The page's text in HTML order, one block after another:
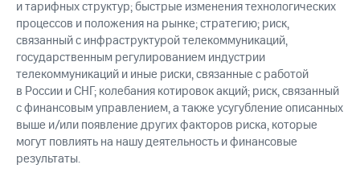
и тарифных структур; быстрые изменения технологических
процессов и положения на рынке; стратегию; риск,
связанный с инфраструктурой телекоммуникаций,
государственным регулированием индустрии
телекоммуникаций и иные риски, связанные с работой
в России и СНГ; колебания котировок акций; риск, связанный
с финансовым управлением, а также усугубление описанных
выше и/или появление других факторов риска, которые
могут повлиять на нашу деятельность и финансовые
результаты.